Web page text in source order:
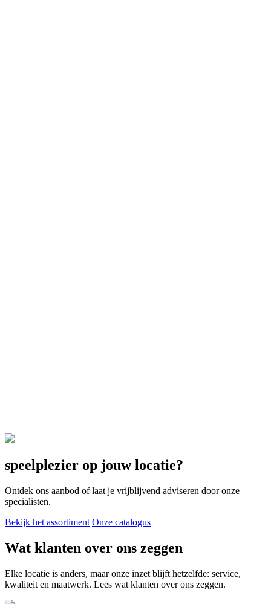
speelplezier op jouw locatie?
Ontdek ons aanbod of laat je vrijblijvend adviseren door onze
specialisten.
Bekijk het assortiment Onze catalogus
Wat klanten over ons zeggen
Elke locatie is anders, maar onze inzet blijft hetzelfde: service,
kwaliteit en maatwerk. Lees wat klanten over ons zeggen.